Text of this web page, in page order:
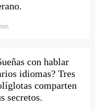
con hablar
idiomas? Tres
comparten
secretos.